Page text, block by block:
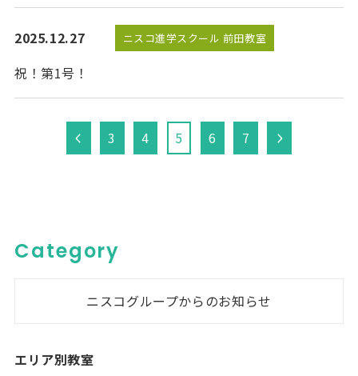
2025.12.27 ニスコ進学スクール 前田教室
祝！第1号！
3 4 5 6 7
Category
ニスコグループからのお知らせ
エリア別教室